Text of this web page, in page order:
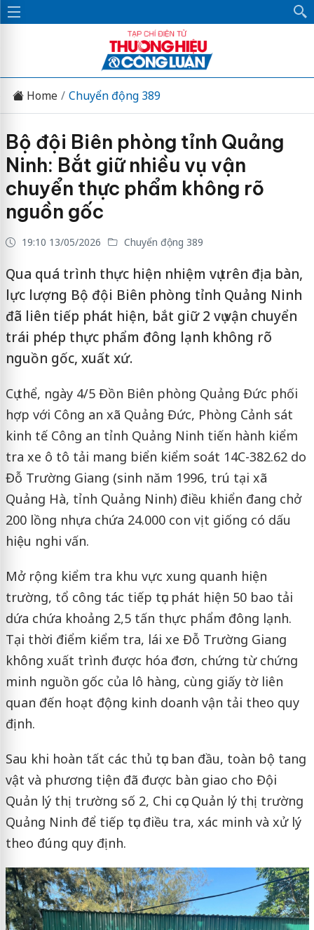
Home Chuyển động 389
Bộ đội Biên phòng tỉnh Quảng
Ninh: Bắt giữ nhiều vụ vận
chuyển thực phẩm không rõ
nguồn gốc
19:10 13/05/2026 Chuyển động 389
Qua quá trình thực hiện nhiệm vụ trên địa bàn,
lực lượng Bộ đội Biên phòng tỉnh Quảng Ninh
đã liên tiếp phát hiện, bắt giữ 2 vụ vận chuyển
trái phép thực phẩm đông lạnh không rõ
nguồn gốc, xuất xứ.
Cụ thể, ngày 4/5 Đồn Biên phòng Quảng Đức phối
hợp với Công an xã Quảng Đức, Phòng Cảnh sát
kinh tế Công an tỉnh Quảng Ninh tiến hành kiểm
tra xe ô tô tải mang biển kiểm soát 14C-382.62 do
Đỗ Trường Giang (sinh năm 1996, trú tại xã
Quảng Hà, tỉnh Quảng Ninh) điều khiển đang chở
200 lồng nhựa chứa 24.000 con vịt giống có dấu
hiệu nghi vấn.
Mở rộng kiểm tra khu vực xung quanh hiện
trường, tổ công tác tiếp tục phát hiện 50 bao tải
dứa chứa khoảng 2,5 tấn thực phẩm đông lạnh.
Tại thời điểm kiểm tra, lái xe Đỗ Trường Giang
không xuất trình được hóa đơn, chứng từ chứng
minh nguồn gốc của lô hàng, cùng giấy tờ liên
quan đến hoạt động kinh doanh vận tải theo quy
định.
Sau khi hoàn tất các thủ tục ban đầu, toàn bộ tang
vật và phương tiện đã được bàn giao cho Đội
Quản lý thị trường số 2, Chi cục Quản lý thị trường
Quảng Ninh để tiếp tục điều tra, xác minh và xử lý
theo đúng quy định.